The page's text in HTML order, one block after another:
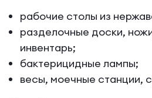
рабочие столы из
разделочные доски,
инвентарь;
бактерицидные лампы;
весы, моечные станции,